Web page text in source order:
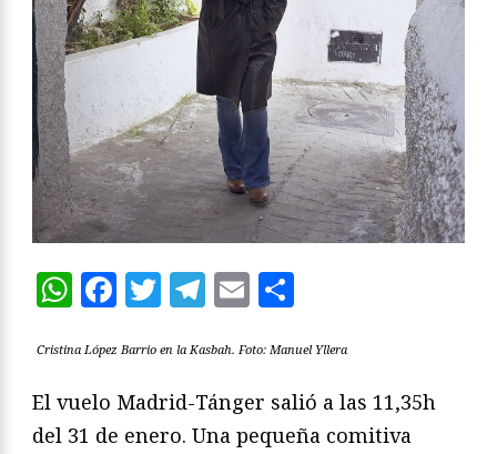
WhatsApp
Facebook
Twitter
Telegram
Email
Cristina López Barrio en la Kasbah. Foto: Manuel Yllera
El vuelo Madrid-Tánger salió a las 11,35h
del 31 de enero. Una pequeña comitiva